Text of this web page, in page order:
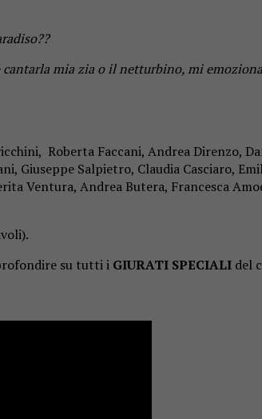
cantarla mia zia o il netturbino, mi
Roberta Faccani, Andrea Direnzo,
Giuseppe Salpietro, Claudia Casciaro,
Ventura, Andrea Butera, Francesca
su tutti i GIURATI SPECIALI del